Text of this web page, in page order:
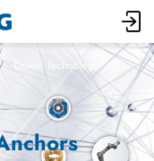
Dowel Technology